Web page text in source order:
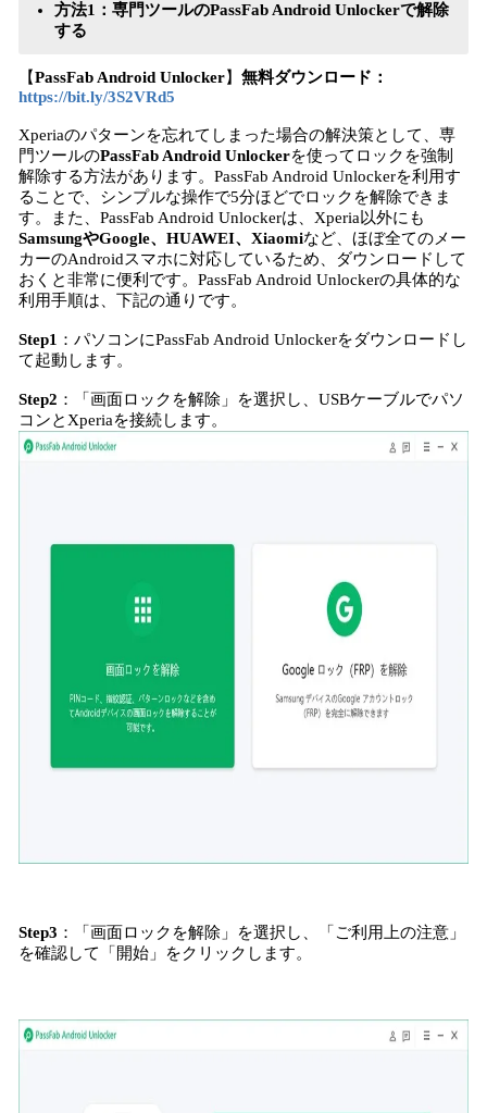
方法1：専門ツールのPassFab Android Unlockerで解除
する
【PassFab Android Unlocker】 無料ダウンロード：
https://bit.ly/3S2VRd5
Xperiaのパターンを忘れてしまった場合の解決策として、専
門ツールのPassFab Android Unlockerを使ってロックを強制
解除する方法があります。PassFab Android Unlockerを利用す
ることで、シンプルな操作で5分ほどでロックを解除できま
す。また、PassFab Android Unlockerは、Xperia以外にも
SamsungやGoogle、HUAWEI、Xiaomiなど、ほぼ全てのメー
カーのAndroidスマホに対応しているため、ダウンロードして
おくと非常に便利です。PassFab Android Unlockerの具体的な
利用手順は、下記の通りです。
Step1 ：パソコンにPassFab Android Unlockerをダウンロードし
て起動します。
Step2 ：「画面ロックを解除」を選択し、USBケーブルでパソ
コンとXperiaを接続します。
Step3 ：「画面ロックを解除」を選択し、「ご利用上の注意」
を確認して「開始」をクリックします。